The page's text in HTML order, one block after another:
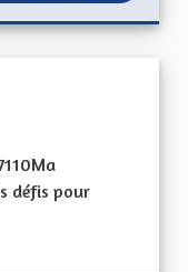
défis pour